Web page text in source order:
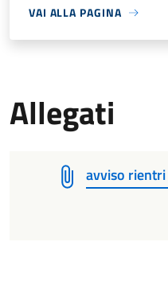
VAI ALLA PAGINA
Allegati
avviso